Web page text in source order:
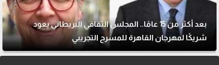
بعد أكثر من 15 عامًا.. المجلس الثقافي البريطاني يعود
شريكًا لمهرجان القاهرة للمسرح التجريبي